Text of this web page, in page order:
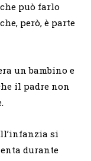
può farlo
però, è parte
un bambino e
il padre non
si
durante